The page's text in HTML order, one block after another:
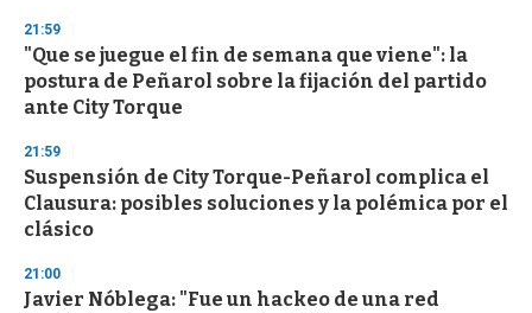
d
s
21:59
"Que se juegue el fin de semana que viene": la
postura de Peñarol sobre la fijación del partido
ante City Torque
21:59
Suspensión de City Torque-Peñarol complica el
Clausura: posibles soluciones y la polémica por el
clásico
21:00
Javier Nóblega: "Fue un hackeo de una red